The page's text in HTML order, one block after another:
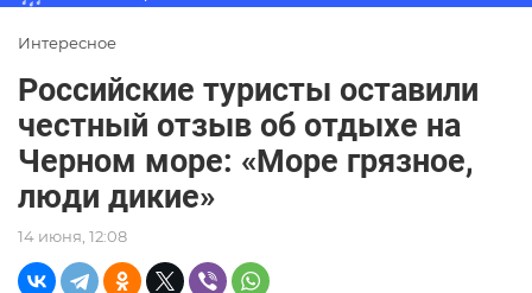
Интересное
Российские туристы оставили
честный отзыв об отдыхе на
Черном море: «Море грязное,
люди дикие»
14 июня, 12:08